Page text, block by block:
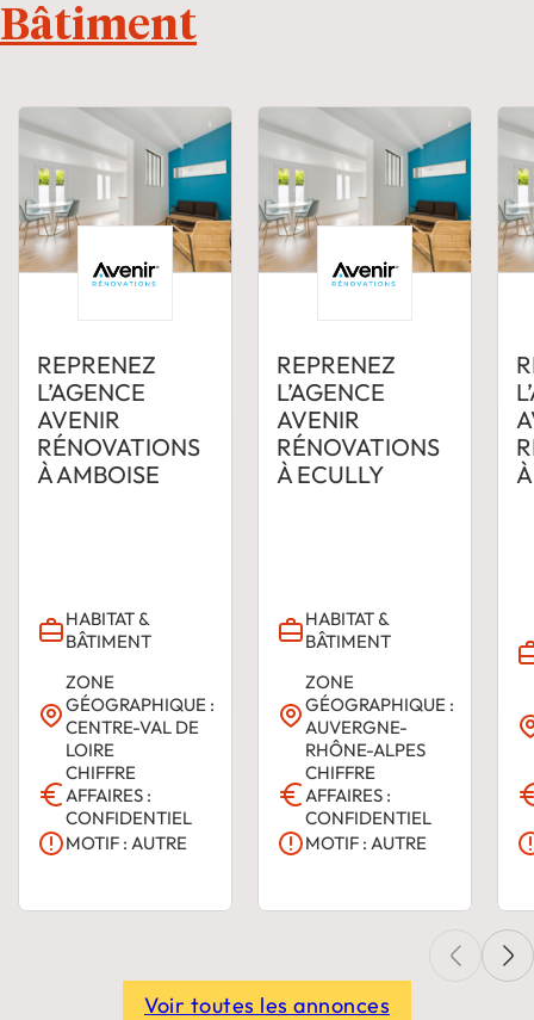
Bâtiment
REPRENEZ
L’AGENCE
AVENIR
RÉNOVATIONS
À AMBOISE
HABITAT &
BÂTIMENT
ZONE
GÉOGRAPHIQUE :
CENTRE-VAL DE
LOIRE
CHIFFRE
AFFAIRES :
CONFIDENTIEL
MOTIF : AUTRE
REPRENEZ
L’AGENCE
AVENIR
RÉNOVATIONS
À ECULLY
HABITAT &
BÂTIMENT
ZONE
GÉOGRAPHIQUE :
AUVERGNE-
RHÔNE-ALPES
CHIFFRE
AFFAIRES :
CONFIDENTIEL
MOTIF : AUTRE
Voir toutes les annonces